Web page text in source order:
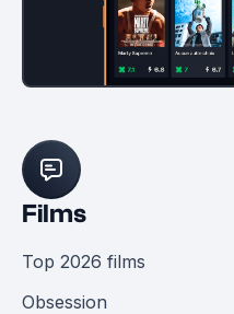
Films
Top 2026 films
Obsession